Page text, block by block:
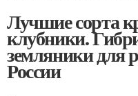
Лучшие сорта
клубники.
земляники для
России